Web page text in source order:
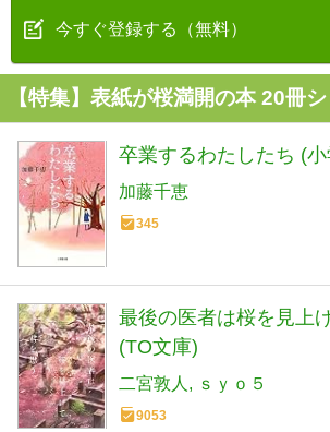
今すぐ登録する（無料）
【特集】表紙が桜満開の本 20冊
卒業するわたしたち (
加藤千恵
345
最後の医者は桜を見上
(TO文庫)
二宮敦人 ｓｙｏ５
9053